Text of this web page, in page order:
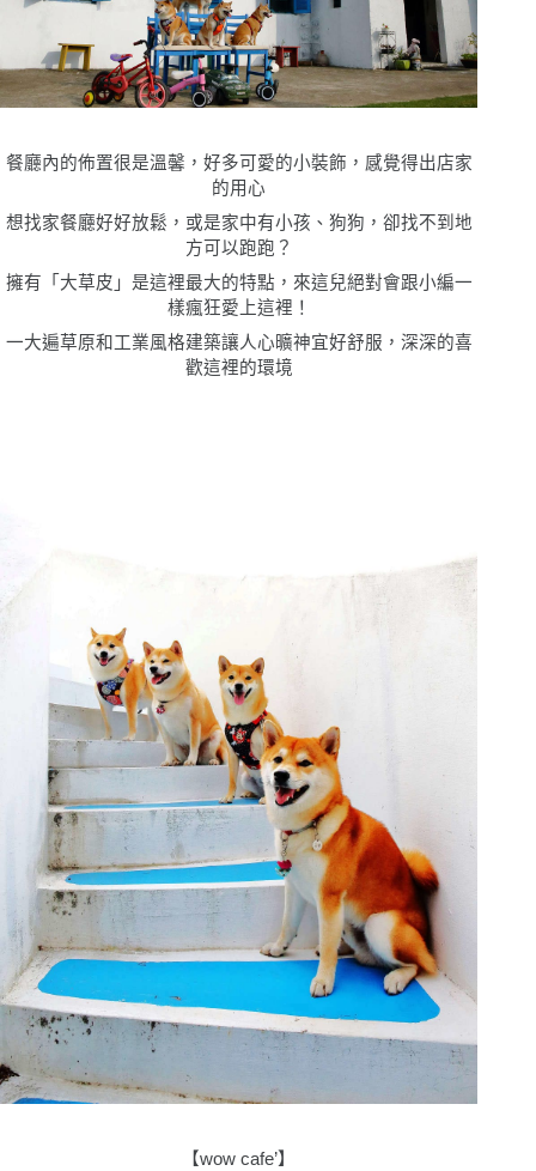
餐廳內的佈置很是溫馨，好多可愛的小裝飾，感覺得出店家
的用心
想找家餐廳好好放鬆，或是家中有小孩、狗狗，卻找不到地
方可以跑跑？
擁有「大草皮」是這裡最大的特點，來這兒絕對會跟小編一
樣瘋狂愛上這裡！
一大遍草原和工業風格建築讓人心曠神宜好舒服，深深的喜
歡這裡的環境
【wow cafe’】